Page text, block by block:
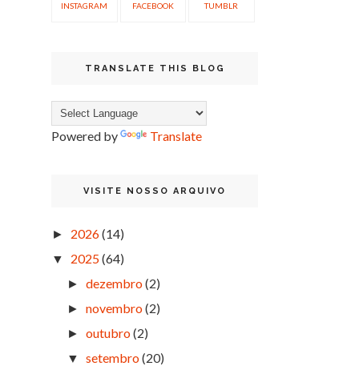
INSTAGRAM FACEBOOK TUMBLR
TRANSLATE THIS BLOG
Powered by Translate
VISITE NOSSO ARQUIVO
► 2026(14)
▼ 2025(64)
►dezembro(2)
►novembro(2)
►outubro(2)
▼ setembro(20)